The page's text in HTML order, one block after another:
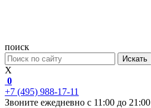
поиск
Искать
X
0
+7 (495) 988-17-11
Звоните ежедневно с 11:00 до 21:00